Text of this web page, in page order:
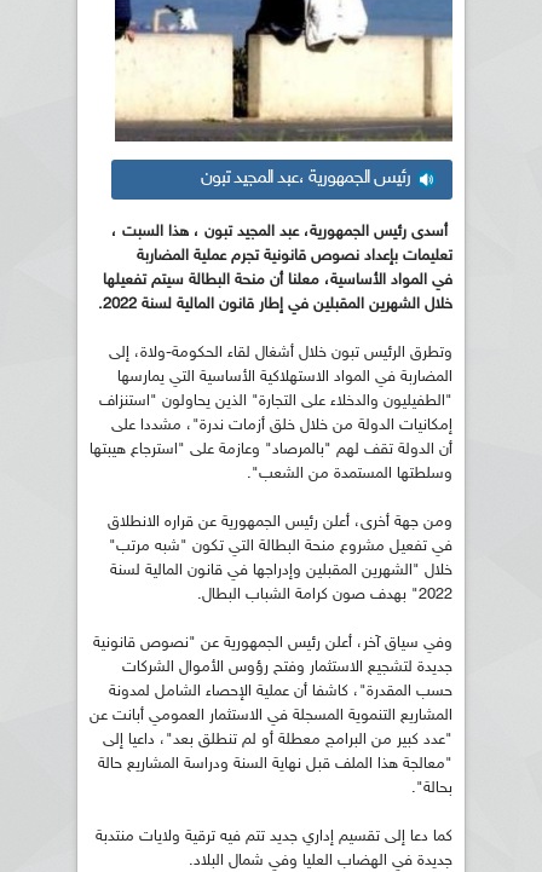
رئيس الجمهورية ،عبد المجيد تبون
أسدى رئيس الجمهورية، عبد المجيد تبون ، هذا السبت ،
تعليمات بإعداد نصوص قانونية تجرم عملية المضاربة
في المواد الأساسية، معلنا أن منحة البطالة سيتم تفعيلها
خلال الشهرين المقبلين في إطار قانون المالية لسنة 2022.
وتطرق الرئيس تبون خلال أشغال لقاء الحكومة-ولاة، إلى
المضاربة في المواد الاستهلاكية الأساسية التي يمارسها
"الطفيليون والدخلاء على التجارة" الذين يحاولون "استنزاف
إمكانيات الدولة من خلال خلق أزمات ندرة"، مشددا على
أن الدولة تقف لهم "بالمرصاد" وعازمة على "استرجاع هيبتها
وسلطتها المستمدة من الشعب".
ومن جهة أخرى، أعلن رئيس الجمهورية عن قراره الانطلاق
في تفعيل مشروع منحة البطالة التي تكون "شبه مرتب"
خلال "الشهرين المقبلين وإدراجها في قانون المالية لسنة
2022" بهدف صون كرامة الشباب البطال.
وفي سياق آخر، أعلن رئيس الجمهورية عن "نصوص قانونية
جديدة لتشجيع الاستثمار وفتح رؤوس الأموال الشركات
حسب المقدرة"، كاشفا أن عملية الإحصاء الشامل لمدونة
المشاريع التنموية المسجلة في الاستثمار العمومي أبانت عن
"عدد كبير من البرامج معطلة أو لم تنطلق بعد"، داعيا إلى
"معالجة هذا الملف قبل نهاية السنة ودراسة المشاريع حالة
بحالة".
كما دعا إلى تقسيم إداري جديد تتم فيه ترقية ولايات منتدبة
جديدة في الهضاب العليا وفي شمال البلاد.